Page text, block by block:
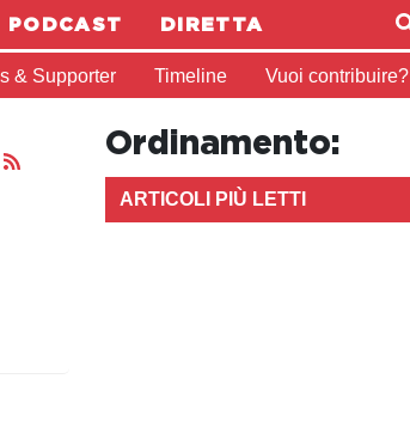
PODCAST DIRETTA
& Supporter Timeline Vuoi contribuire?
Ordinamento:
ARTICOLI PIÙ LETTI